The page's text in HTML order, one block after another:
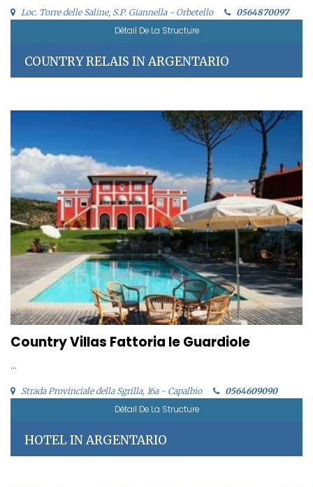
Loc. Torre delle Saline, S.P. Giannella - Orbetello 0564870097
Détail De La Structure
COUNTRY RELAIS IN ARGENTARIO
Country Villas Fattoria le Guardiole
...
Strada Provinciale della Sgrilla, 16a - Capalbio 0564609090
Détail De La Structure
HOTEL IN ARGENTARIO